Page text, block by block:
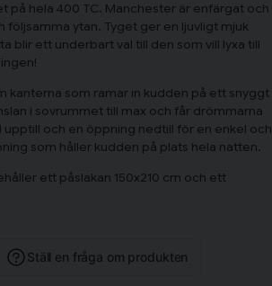
på hela 400 TC. Manchester är enfärgat och
ytan. Tyget ger en ljuvligt mjuk
blir ett underbart val till den som vill lyxa till
kanterna som ramar in kudden på ett snyggt
i sovrummet till max och får drömmarna
och en öppning nedtill för en enkel och
som håller kudden på plats hela natten.
ett påslakan 150x210 cm och ett
Kosta Linnewäfveri står för kvalité
Ställ en fråga om produkten